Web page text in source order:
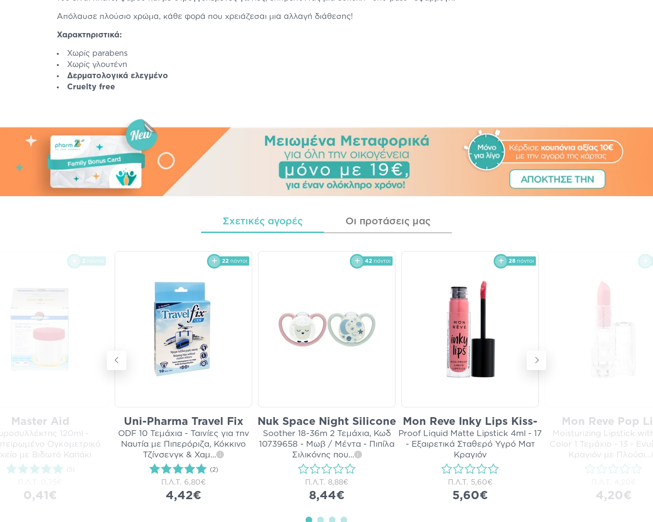
Απόλαυσε πλούσιο χρώμα, κάθε φορά που χρειάζεσαι μια αλλαγή διάθεσης!
Χαρακτηριστικά:
Χωρίς parabens
Χωρίς γλουτένη
Δερματολογικά ελεγμένο
Cruelty free
Σχετικές αγορές Οι προτάσεις μας
2 πόντοι
Master Aid
120ml -
Ογκομετρικό
με Βιδωτό Καπάκι
(5)
0,41€
22 πόντοι
Uni-Pharma Travel Fix
ODF 10 Τεμάχια - Ταινίες για την
Ναυτία με Πιπερόριζα, Κόκκινο
Τζίνσενγκ & Χαμ... i
(2)
Π.Λ.Τ. 6,80€
4,42€
42 πόντοι
Nuk Space Night Silicone
Soother 18-36m 2 Τεμάχια, Κωδ
10739658 - Μωβ / Μέντα - Πιπίλα
Σιλικόνης που... i
Π.Λ.Τ. 8,88€
8,44€
28 πόντοι
Mon Reve Inky Lips Kiss-
Proof Liquid Matte Lipstick 4ml - 17
- Εξαιρετικά Σταθερό Υγρό Ματ
Κραγιόν
Π.Λ.Τ. 5,60€
5,60€
Mon Reve Pop
Moisturizing Lipstick
Color 1 Τεμάχιο - 13 -
Κραγιόν με Πλούσι
4,20€